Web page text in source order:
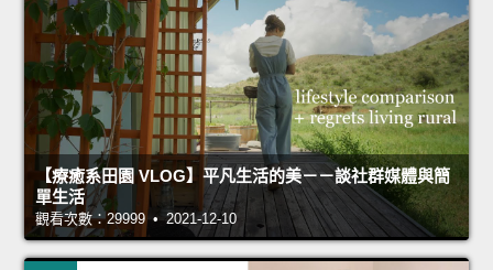
【療癒系田園 VLOG】平凡生活的美－－談社群媒體與簡
單生活
觀看次數：29999 • 2021-12-10